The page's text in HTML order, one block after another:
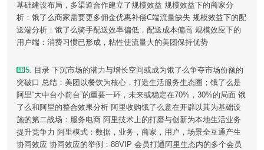
基础建设布局，多渠道合作建立了规模效益 规模效益下的商家分
析：饿了么商家需要更多佣金优惠补偿C端流量缺失 规模效益下的配
送端分析：饿了么骑手配送效率偏低，配送成本偏高 规模效应下的
用户端：消费习惯已形成，粘性使流量大的美团保持优势
5. 目录 下沉市场的潜力与增长空间或成为饿了么争夺市场份额的
突破口 总结：美团以餐饮为核心，打造生活服务生态圈；饿了么是
阿里“大中台小前台”的重要一环，未来或稳定在70%，30%的局面 饿
了么和阿里的整合效果分析 阿里收购饿了么意在开辟以其为基础设
施的第二战场：服务电商 阿里技术上的打磨与创新为本地生活业务
提升竞争力 阿里模式：数据，业务，商家，用户，场景全互通产生
协同效应 协同效应的举例：88VIP 会员打通阿里生态内的多个会员